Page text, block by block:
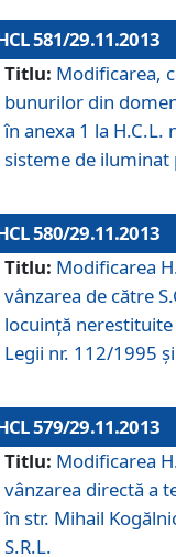
581/29.11.2013
Titlu: Modificarea,
bunurilor din
în anexa 1 la
sisteme de iluminat
580/29.11.2013
Titlu: Modificarea
vânzarea de către
locuinţă
Legii nr. 112/1995
579/29.11.2013
Titlu: Modificarea
vânzarea directă a
în str. Mihail
S.R.L.